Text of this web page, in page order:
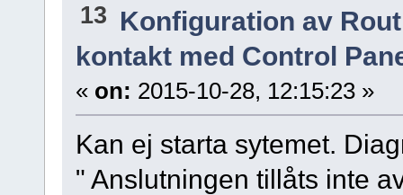
13 Konfiguration av
kontakt med Control
« on: 2015-10-28, 12:15:23 »
Kan ej starta sytemet.
" Anslutningen tillåts inte